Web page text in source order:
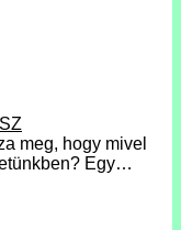
meg, hogy mivel
Egy…